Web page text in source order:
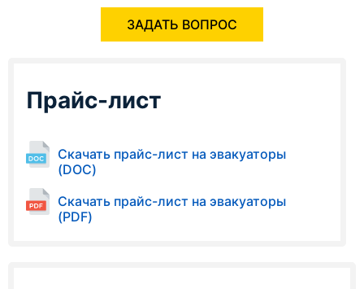
ЗАДАТЬ ВОПРОС
Прайс-лист
Скачать прайс-лист на эвакуаторы
(DOC)
Скачать прайс-лист на эвакуаторы
(PDF)